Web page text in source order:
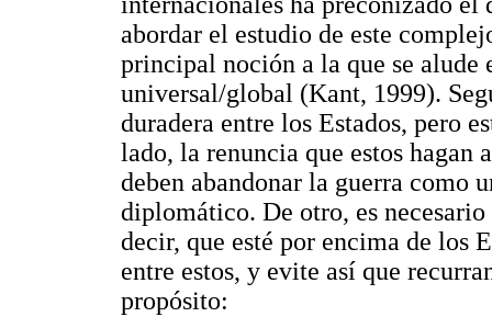
abordar el estudio de este
principal noción a la que se alude
universal/global (Kant, 1999).
duradera entre los Estados, pero
lado, la renuncia que estos hagan
deben abandonar la guerra
diplomático. De otro, es
decir, que esté por encima de los
entre estos, y evite así que
propósito: